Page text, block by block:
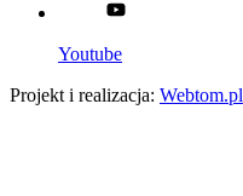
Youtube
Projekt i realizacja: Webtom.pl